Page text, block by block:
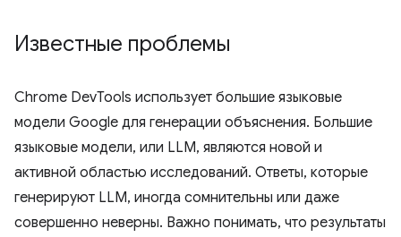
Известные проблемы
Chrome DevTools использует большие языковые
модели Google для генерации объяснения. Большие
языковые модели, или LLM, являются новой и
активной областью исследований. Ответы, которые
генерируют LLM, иногда сомнительны или даже
совершенно неверны. Важно понимать, что результаты